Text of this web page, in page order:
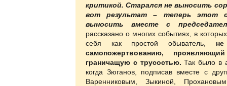
критикой. Старался не выносить
вот результат – теперь этот
выносить вместе с
рассказано о многих событиях, в
себя как простой обыватель,
не
самопожертвованию,
граничащую с трусостью.Так было в
когда Зюганов, подписав вместе с
Варенниковым, Зыкиной,